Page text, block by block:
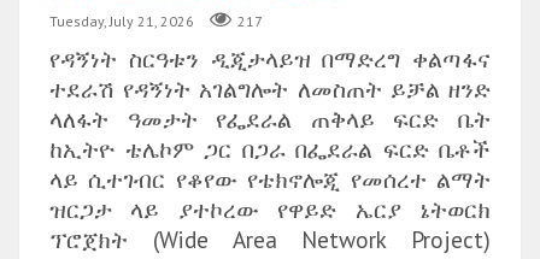
Tuesday, July 21, 2026 217
የዳኝነት ስርዓቱን ዲጂታላይዝ በማድረግ ቀልጣፋና
ተደራሽ የዳኝነት አገልግሎት ለመስጠት ይቻል ዘንድ
ላለፋት ዓመታት የፌደራል ጠቅላይ ፍርድ ቤት
ከኢትዮ ቴሌኮም ጋር በጋራ በፌደራል ፍርድ ቤቶች
ላይ ሲተገብር የቆየው የቴክኖሎጂ የመሰረተ ልማት
ዝርጋታ ላይ ያተኮረው የዋይድ ኤርያ ኔትወርክ
ፕሮጀክት (Wide Area Network Project)